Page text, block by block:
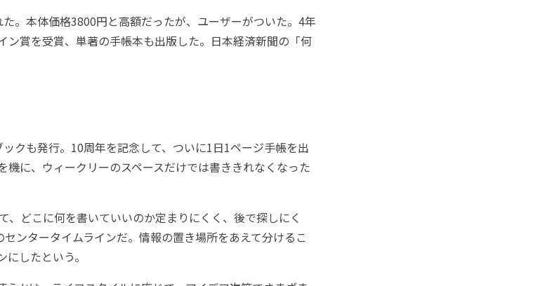
。本体価格3800円と高額だったが、ユーザーがついた。4年
ン賞を受賞、単著の手帳本も出版した。日本経済新聞の「何
クも発行。10周年を記念して、ついに1日1ページ手帳を出
機に、ウィークリーのスペースだけでは書ききれなくなった
どこに何を書いていいのか定まりにくく、後で探しにく
ンタータイムラインだ。情報の置き場所をあえて分けるこ
したという。